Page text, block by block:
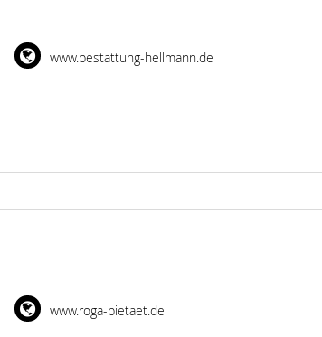
www.bestattung-hellmann.de
www.roga-pietaet.de